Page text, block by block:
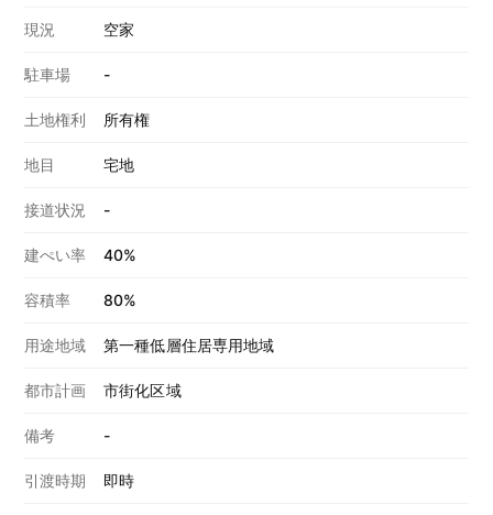
現況 空家
駐車場 -
土地権利 所有権
地目 宅地
接道状況 -
建ぺい率 40%
容積率 80%
用途地域 第一種低層住居専用地域
都市計画 市街化区域
備考 -
引渡時期 即時